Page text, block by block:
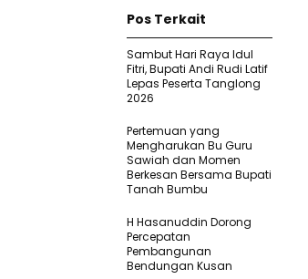
Pos Terkait
Sambut Hari Raya Idul
Fitri, Bupati Andi Rudi Latif
Lepas Peserta Tanglong
2026
Pertemuan yang
Mengharukan Bu Guru
Sawiah dan Momen
Berkesan Bersama Bupati
Tanah Bumbu
H Hasanuddin Dorong
Percepatan
Pembangunan
Bendungan Kusan